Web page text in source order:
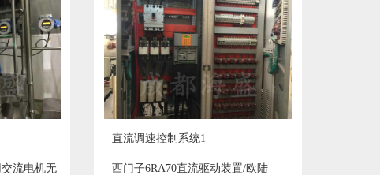
/欧陆
塑料机械控制系统1
典型的塑料生产线电控系统配置：